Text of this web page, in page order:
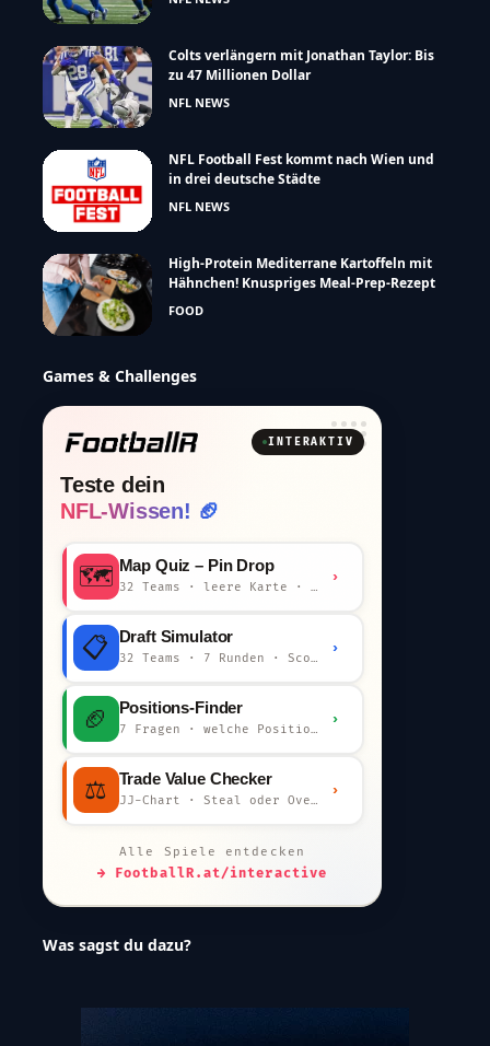
Colts verlängern mit Jonathan Taylor: Bis
zu 47 Millionen Dollar
NFL NEWS
NFL Football Fest kommt nach Wien und
in drei deutsche Städte
NFL NEWS
High-Protein Mediterrane Kartoffeln mit
Hähnchen! Knuspriges Meal-Prep-Rezept
FOOD
Games & Challenges
INTERAKTIV
Teste dein
NFL-Wissen! 🏈
🗺️ Map Quiz – Pin Drop
32 Teams · leere Karte · km-Wertung
›
📋 Draft Simulator
32 Teams · 7 Runden · Scout-Kommentar
›
🏈 Positions-Finder
7 Fragen · welche Position bist du?
›
⚖️ Trade Value Checker
JJ-Chart · Steal oder Overpay?
›
Alle Spiele entdecken
→ FootballR.at/interactive
Was sagst du dazu?